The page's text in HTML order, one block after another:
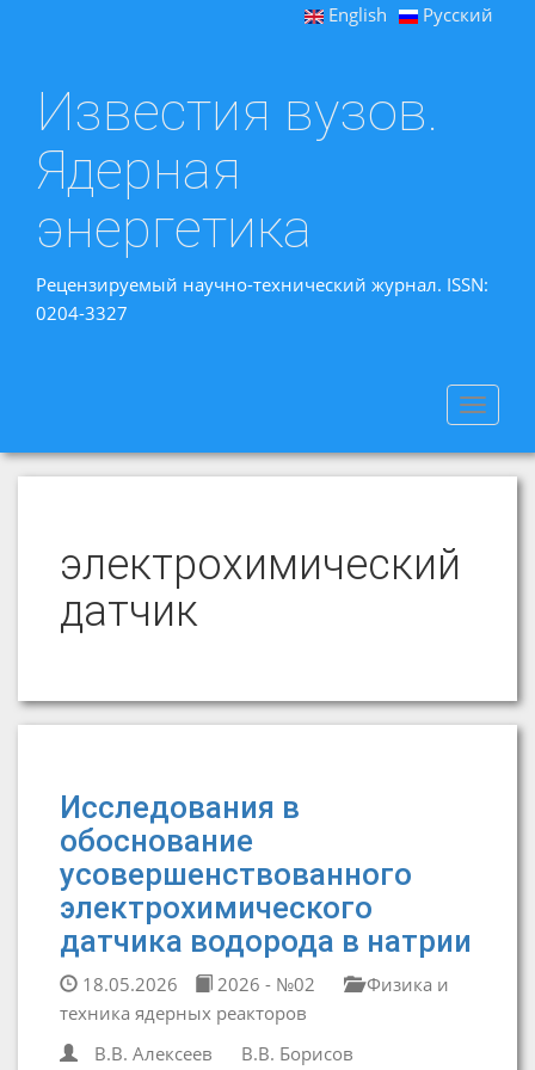
English Русский
Известия вузов.
Ядерная
энергетика
Рецензируемый научно-технический журнал. ISSN:
0204-3327
Toggle
электрохимический
датчик
Исследования в
обоснование
усовершенствованного
электрохимического
датчика водорода в натрии
18.05.2026 2026 - №02
Физика и
техника ядерных реакторов
В.В. Алексеев
В.В. Борисов